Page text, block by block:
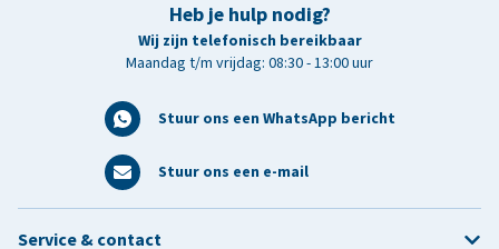
Heb je hulp nodig?
Wij zijn telefonisch bereikbaar
Maandag t/m vrijdag: 08:30 - 13:00 uur
Stuur ons een WhatsApp bericht
Stuur ons een e-mail
Service & contact